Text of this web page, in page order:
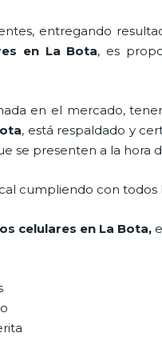
entregando
en La Bota, es
en el mercado,
, está respaldado y
se presenten a la hora
cumpliendo con
celulares en La Bota,